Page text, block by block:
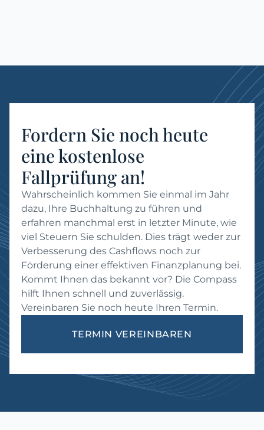
Fordern Sie noch heute
eine kostenlose
Fallprüfung an!
Wahrscheinlich kommen Sie einmal im Jahr
dazu, Ihre Buchhaltung zu führen und
erfahren manchmal erst in letzter Minute, wie
viel Steuern Sie schulden. Dies trägt weder zur
Verbesserung des Cashflows noch zur
Förderung einer effektiven Finanzplanung bei.
Kommt Ihnen das bekannt vor? Die Compass
hilft Ihnen schnell und zuverlässig.
Vereinbaren Sie noch heute Ihren Termin.
TERMIN VEREINBAREN